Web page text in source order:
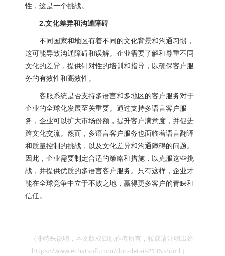
性，这是一个挑战。
2.文化差异和沟通障碍
不同国家和地区有着不同的文化背景和沟通习惯，
这可能导致沟通障碍和误解。企业需要了解和尊重不同
文化的差异，提供针对性的培训和指导，以确保客户服
务的有效性和高效性。
客服系统是否支持多语言和多地区的客户服务对于
企业的全球化发展至关重要。通过支持多语言客户服
务，企业可以扩大市场份额，提升客户满意度，并促进
跨文化交流。然而，多语言客户服务也面临着语言翻译
和质量控制的挑战，以及文化差异和沟通障碍的问题。
因此，企业需要制定合适的策略和措施，以克服这些挑
战，并提供优质的多语言客户服务。只有这样，企业才
能在全球竞争中立于不败之地，赢得更多客户的青睐和
信任。
（非特殊说明，本文版权归原作者所有，转载请注明出处
:https://www.echatsoft.com/doc-detail-2136.shtml ）